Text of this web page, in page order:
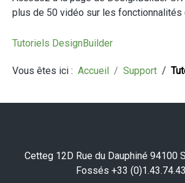
plus de 50 vidéo sur les fonctionnalités
Tutoriels DesignBuilder
Vous êtes ici : Accueil Support
Cetteg 12D Rue du Dauphiné 94100
Fossés +33